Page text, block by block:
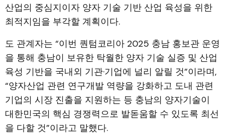
산업의 중심지이자 양자 기술 기반 산업 육성을 위한
최적지임을 부각할 계획이다.
도 관계자는 “이번 퀀텀코리아 2025 충남 홍보관 운영
을 통해 충남이 보유한 탁월한 양자 기술 실증 및 산업
육성 기반을 국내외 기관·기업에 널리 알릴 것”이라며,
“양자산업 관련 연구개발 역량을 강화하고 도내 관련
기업의 시장 진출을 지원하는 등 충남의 양자기술이
대한민국의 핵심 경쟁력으로 발돋움할 수 있도록 최선
을 다할 것”이라고 말했다.